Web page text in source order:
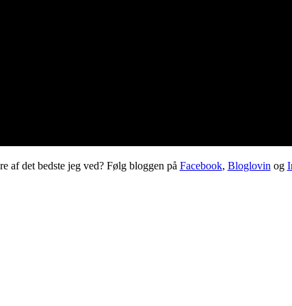
af det bedste jeg ved? Følg bloggen på Facebook, Bloglovin og